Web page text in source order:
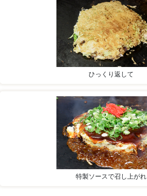
ひっくり返して
特製ソースで召し上がれ